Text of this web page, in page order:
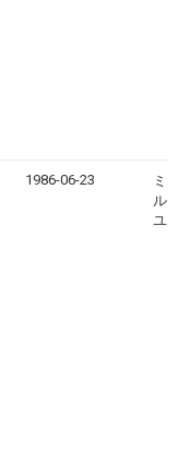
1986-06-23
ミツ
ル
ユニ